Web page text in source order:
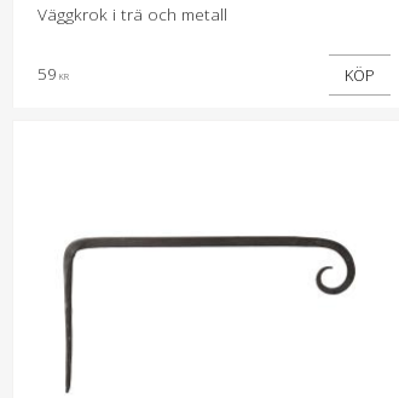
Väggkrok i trä och metall
59 KR KÖP